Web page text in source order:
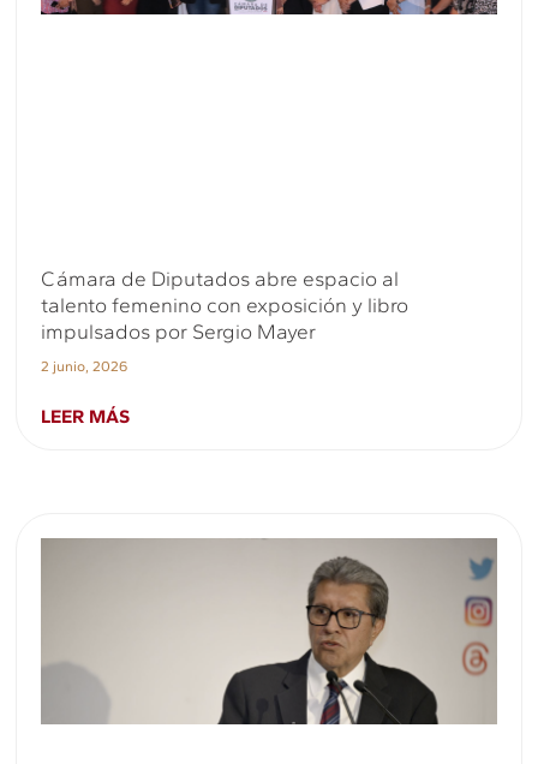
Cámara de Diputados abre espacio al
talento femenino con exposición y libro
impulsados por Sergio Mayer
2 junio, 2026
LEER MÁS